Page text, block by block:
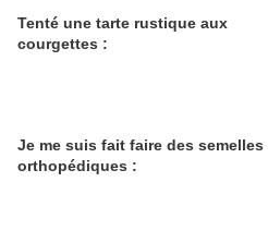
Tenté une tarte rustique aux
courgettes :
Je me suis fait faire des semelles
orthopédiques :